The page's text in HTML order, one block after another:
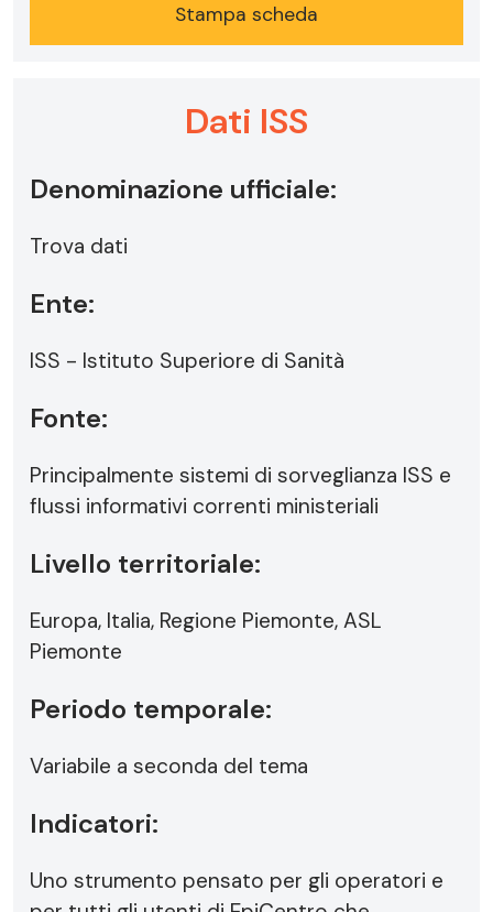
Stampa scheda
Dati ISS
Denominazione ufficiale:
Trova dati
Ente:
ISS - Istituto Superiore di Sanità
Fonte:
Principalmente sistemi di sorveglianza ISS e
flussi informativi correnti ministeriali
Livello territoriale:
Europa, Italia, Regione Piemonte, ASL
Piemonte
Periodo temporale:
Variabile a seconda del tema
Indicatori:
Uno strumento pensato per gli operatori e